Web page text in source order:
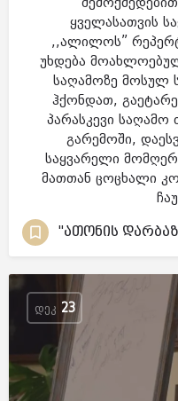
ყველასათვის
,,ალილოს”
უხდება
საღამოზე მოსულ
ჰქონდათ,
პარასკევი
გარემოში,
საყვარელი
მათთან ცოცხალი
"ათონის
ᲓᲔᲙ 23